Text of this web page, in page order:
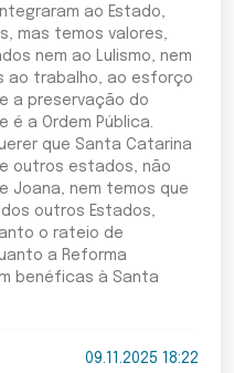
ao Estado,
mas temos valores,
nem ao Lulismo, nem
ao trabalho, ao esforço
a preservação do
é a Ordem Pública.
que Santa Catarina
outros estados, não
Joana, nem temos que
outros Estados,
o rateio de
a Reforma
benéficas à Santa
09.11.2025 18:22